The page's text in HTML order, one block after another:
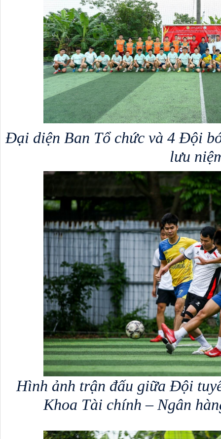
Đại diện Ban Tổ chức và 4 Đội
lưu
Hình ảnh trận đấu giữa Đội
Khoa Tài chính – Ngân